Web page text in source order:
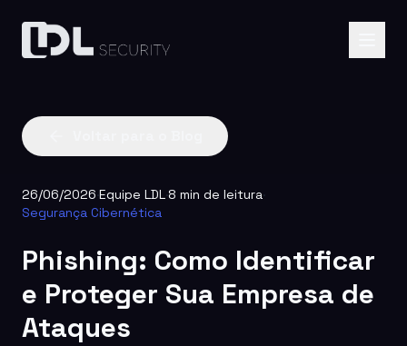
26/06/2026·Equipe LDL·8 min de leitura·
Segurança Cibernética
Phishing: Como Identificar
e Proteger Sua Empresa de
Ataques